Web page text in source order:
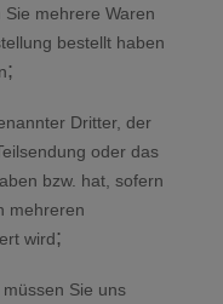
mehrere Waren
bestellt haben
;
Dritter, der
oder das
bzw. hat, sofern
mehreren
wird;
Sie uns